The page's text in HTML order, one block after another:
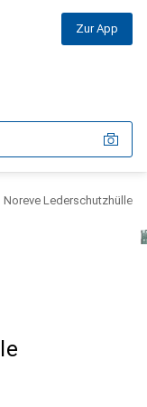
Zur App
Noreve Lederschutzhülle